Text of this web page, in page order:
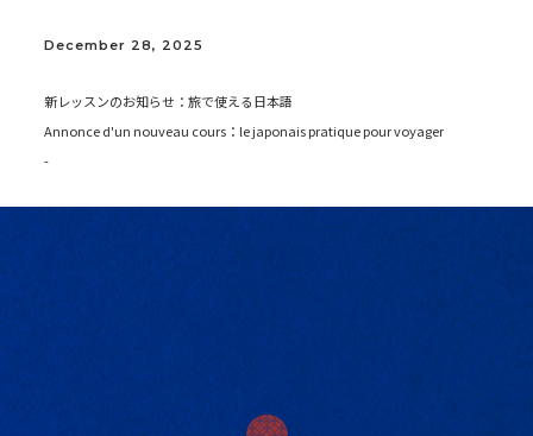
December 28, 2025
新レッスンのお知らせ：旅で使える日本語
Annonce d'un nouveau cours：le japonais pratique pour voyager
-